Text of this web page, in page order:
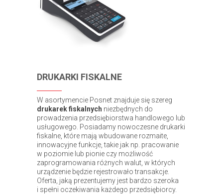
DRUKARKI FISKALNE
W asortymencie Posnet znajduje się szereg
drukarek fiskalnych niezbędnych do
prowadzenia przedsiębiorstwa handlowego lub
usługowego. Posiadamy nowoczesne drukarki
fiskalne, które mają wbudowane rozmaite,
innowacyjne funkcje, takie jak np. pracowanie
w poziomie lub pionie czy możliwość
zaprogramowania różnych walut, w których
urządzenie będzie rejestrowało transakcje.
Oferta, jaką prezentujemy jest bardzo szeroka
i spełni oczekiwania każdego przedsiębiorcy.